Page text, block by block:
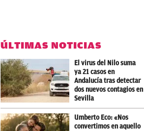
ÚLTIMAS NOTICIAS
El virus del Nilo suma
ya 21 casos en
Andalucía tras detectar
dos nuevos contagios en
Sevilla
Umberto Eco: «Nos
convertimos en aquello